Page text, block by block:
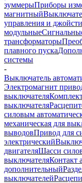
зуммерыПриборы
магнитный
управления и
модульные
трансформаторы
плавного пуска
системы
-
Выключатель
Электромагнит
выключателя
выключателя
силовым
механическая для
выводовПривод для
электрический
двигателяШасси
выключателяКонтакт
дополнительный
выключателей